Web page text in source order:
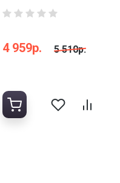
4 959р. 5 510р.